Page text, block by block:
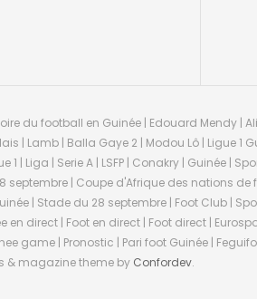
du football en Guinée | Edouard Mendy |
| Lamb | Balla Gaye 2 | Modou Lô | Ligue 1
| Liga | Serie A | LSFP | Conakry | Guinée |
| Coupe d'Afrique des nations de
| Stade du 28 septembre | Foot Club |
en direct | Foot en direct | Foot direct |
game | Pronostic | Pari foot Guinée |
& magazine theme by Confordev.